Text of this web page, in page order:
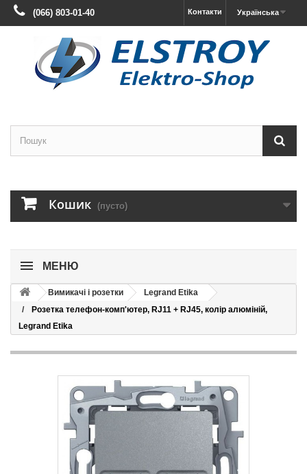
Українська
Контакти
(066) 803-01-40
Кошик (пусто)
МЕНЮ
Вимикачі і розетки
Legrand Etika
Розетка телефон-комп'ютер, RJ11 + RJ45, колір алюміній,
Legrand Etika